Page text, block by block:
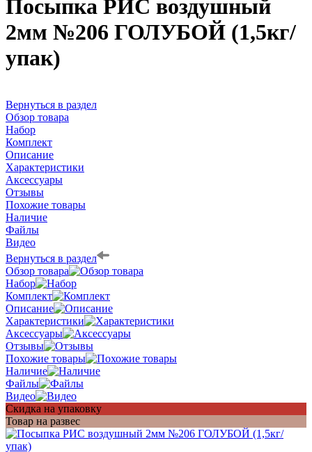
Посыпка РИС воздушный
2мм №206 ГОЛУБОЙ (1,5кг/
упак)
Вернуться в раздел
Обзор товара
Набор
Комплект
Описание
Характеристики
Аксессуары
Отзывы
Похожие товары
Наличие
Файлы
Видео
Вернуться в раздел
Обзор товара
Набор
Комплект
Описание
Характеристики
Аксессуары
Отзывы
Похожие товары
Наличие
Файлы
Видео
Скидка на упаковку
Товар на развес